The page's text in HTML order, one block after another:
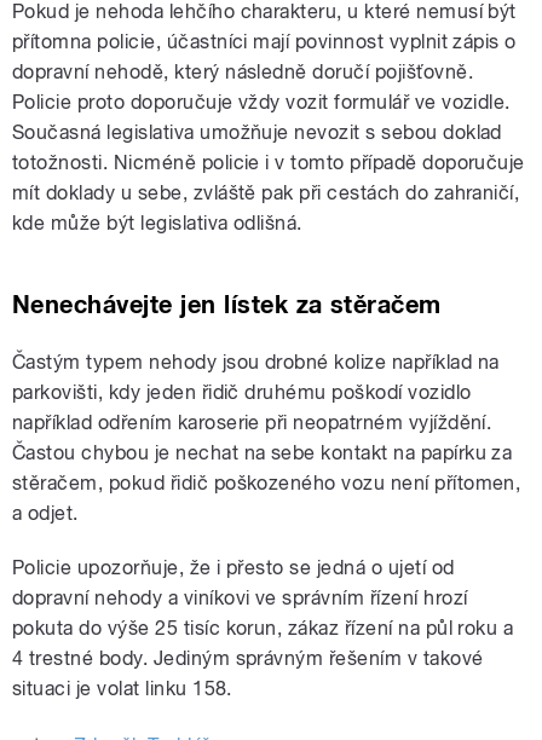
Pokud je nehoda lehčího charakteru, u které nemusí být
přítomna policie, účastníci mají povinnost vyplnit zápis o
dopravní nehodě, který následně doručí pojišťovně.
Policie proto doporučuje vždy vozit formulář ve vozidle.
Současná legislativa umožňuje nevozit s sebou doklad
totožnosti. Nicméně policie i v tomto případě doporučuje
mít doklady u sebe, zvláště pak při cestách do zahraničí,
kde může být legislativa odlišná.
Nenechávejte jen lístek za stěračem
Častým typem nehody jsou drobné kolize například na
parkovišti, kdy jeden řidič druhému poškodí vozidlo
například odřením karoserie při neopatrném vyjíždění.
Častou chybou je nechat na sebe kontakt na papírku za
stěračem, pokud řidič poškozeného vozu není přítomen,
a odjet.
Policie upozorňuje, že i přesto se jedná o ujetí od
dopravní nehody a viníkovi ve správním řízení hrozí
pokuta do výše 25 tisíc korun, zákaz řízení na půl roku a
4 trestné body. Jediným správným řešením v takové
situaci je volat linku 158.